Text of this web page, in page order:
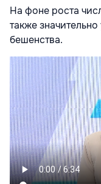
На фоне роста
также
бешенства.